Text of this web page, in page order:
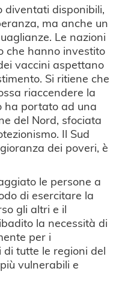
diventati disponibili,
ma anche un
Le nazioni
che hanno investito
vaccini aspettano
Si ritiene che
riaccendere la
ha portato ad una
del Nord, sfociata
Il Sud
dei poveri, è
le persone a
di esercitare la
gli altri e il
la necessità di
per i
tutte le regioni del
vulnerabili e